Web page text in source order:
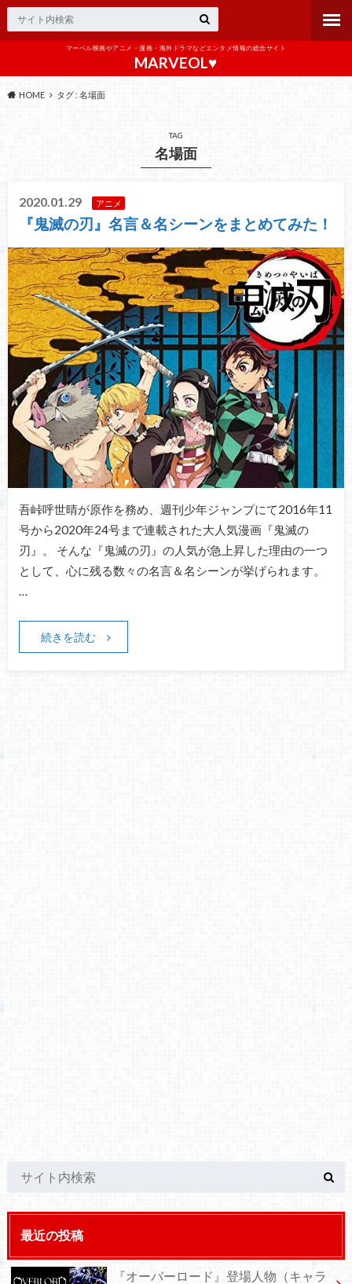
マーベル映画やアニメ・漫画・海外ドラマなどエンタメ情報の総合サイト
MARVEOL♥️
HOME タグ : 名場面
TAG
名場面
2020.01.29 アニメ
『鬼滅の刃』名言＆名シーンをまとめてみた！
吾峠呼世晴が原作を務め、週刊少年ジャンプにて2016年11
号から2020年24号まで連載された大人気漫画『鬼滅の
刃』。 そんな『鬼滅の刃』の人気が急上昇した理由の一つ
として、心に残る数々の名言＆名シーンが挙げられます。
…
続きを読む
最近の投稿
『オーバーロード』登場人物（キャラ